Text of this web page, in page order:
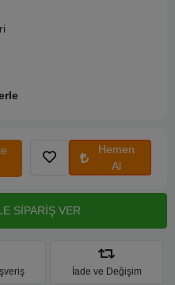
Hemen
Al
SİPARİŞ VER
İade ve Değişim